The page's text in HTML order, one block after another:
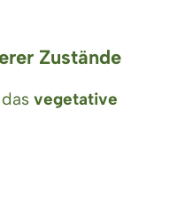
Zustände
vegetative